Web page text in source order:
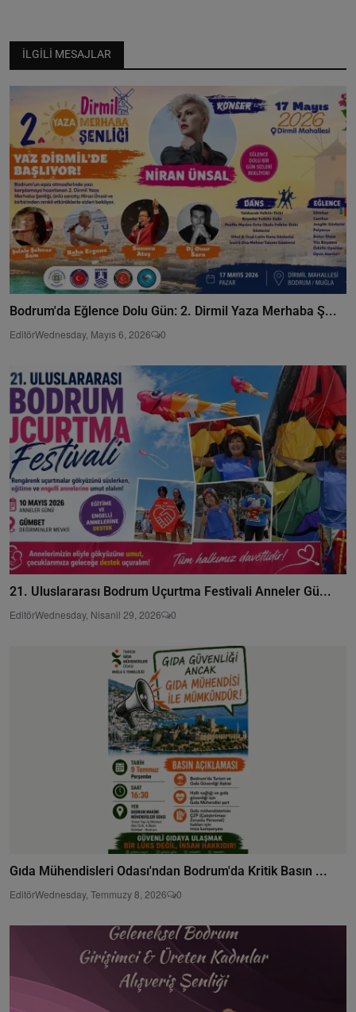
İLGILI MESAJLAR
Bodrum'da Eğlence Dolu Gün: 2. Dirmil Yaza Merhaba Ş...
EditörWednesday, Mayıs 6, 2026 0
21. Uluslararası Bodrum Uçurtma Festivali Anneler Gü...
EditörWednesday, Nisanil 29, 2026 0
Gıda Mühendisleri Odası'ndan Bodrum'da Kritik Basın ...
EditörWednesday, Temmuzy 8, 2026 0